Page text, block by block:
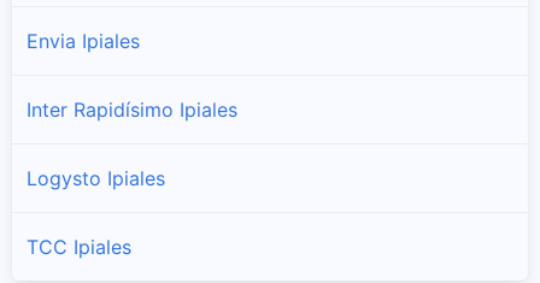
Envia Ipiales
Inter Rapidísimo Ipiales
Logysto Ipiales
TCC Ipiales